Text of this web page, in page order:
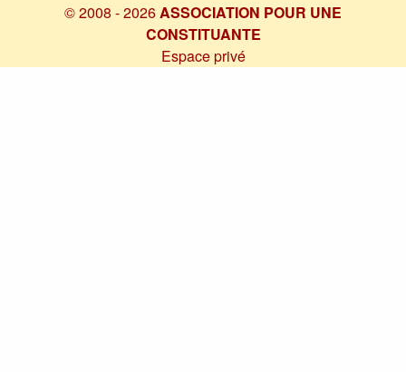
© 2008 - 2026 ASSOCIATION POUR UNE
CONSTITUANTE
Espace privé